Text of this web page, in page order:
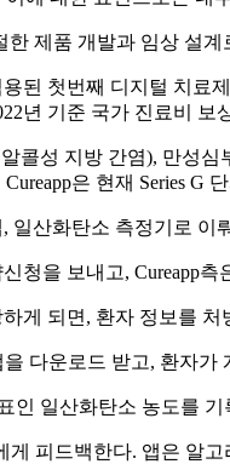
제품 개발과 임상 설
용된 첫번째 디지털 치
년 기준 국가 진료비
콜성 지방 간염), 만성
은 현재 Series G
일산화탄소 측정기로
청을 보내고, Cureapp
게 되면, 환자 정보를
다운로드 받고, 환자
인 일산화탄소 농도를
피드백한다. 앱은 알